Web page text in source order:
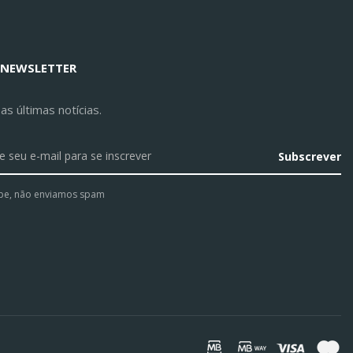
últimas notícias.
Subscrever
não enviamos spam